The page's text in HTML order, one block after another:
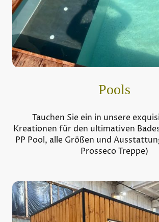
Pools
Tauchen Sie ein in unsere
Kreationen für den ultimativen
PP Pool, alle Größen und
Prosseco Treppe)